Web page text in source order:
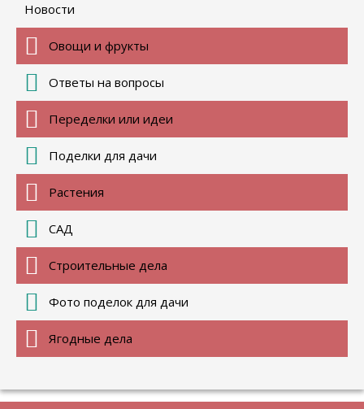
Новости
Овощи и фрукты
Ответы на вопросы
Переделки или идеи
Поделки для дачи
Растения
САД
Строительные дела
Фото поделок для дачи
Ягодные дела